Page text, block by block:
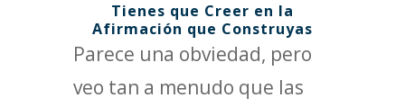
Tienes que Creer en la
Afirmación que Construyas
Parece una obviedad, pero
veo tan a menudo que las